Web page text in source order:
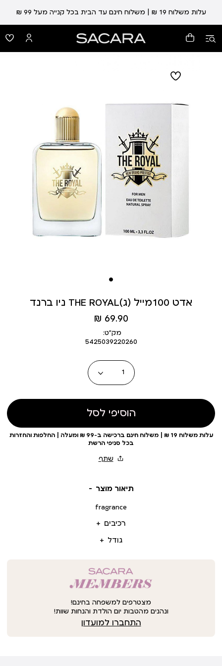
עלות משלוח 19 ₪ | משלוח חינם עד הבית בכל קנייה מעל 99 ₪
ניו ברנד THE ROYAL(ג) אדט 100מייל
מחיר
מוצר
69.90 ₪
מק״ט:
5425039220260
כמות
הוסיפי לסל
עלות משלוח 19 ₪ | משלוח חינם ברכישה ב-99 ₪ ומעלה | החלפות והחזרות
בכל סניפי הרשת
תיאור מוצר
רכיבים
גודל
fragrance
מצטרפים למשפחה בחינם!
ונהנים מהטבות יום הולדת והנחות שוות!
התחברו למועדון